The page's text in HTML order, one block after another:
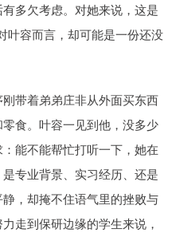
多欠考虑。对她来说，这是
叶容而言，却可能是一份还没
带着弟弟庄非从外面买东西
食。叶容一见到他，没多少
能不能帮忙打听一下，她在
专业背景、实习经历、还是
，却掩不住语气里的挫败与
走到保研边缘的学生来说，